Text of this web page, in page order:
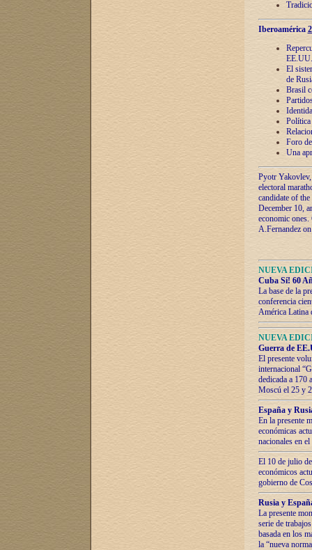
Iberoamérica
EE.UU.
El
de
Brasil
Política
Foro
Una
Pyotr
electoral
candidate of
December 10,
economic
A.Fernandez
NUEVA
Cuba Sí! 60
La base de la
conferencia
América Latina
NUEVA
Guerra de
El presente
internacional
dedicada a 170
Moscú el 25 y
España y
En la presente
económicas
nacionales en
El 10 de julio
económicos
gobierno de
Rusia y
La presente
serie de
basada en los
la “nueva